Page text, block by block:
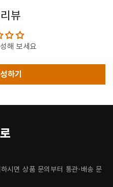
뷰
해 보세요
하기
시면 상품 문의부터 통관·배송 문